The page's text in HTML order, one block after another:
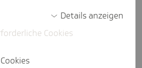
über lange Wartezeiten auf
ihre Belastungsgrenzen
Details anzeigen
Cookies